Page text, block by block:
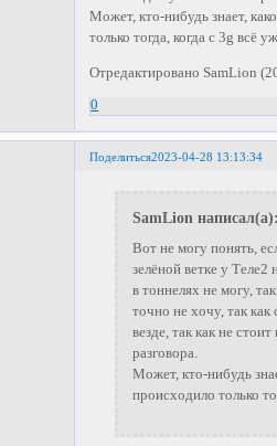
Может, кто-нибудь знает,
только тогда, когда с 3g всё
Отредактировано SamLion
0
Поделиться2023-04-28 13:13:34
SamLion
Вот не могу понять,
зелёной ветке у
в тоннелях не могу,
точно не хочу, так как
везде, так как не
разговора.
Может, кто-нибудь
происходило только